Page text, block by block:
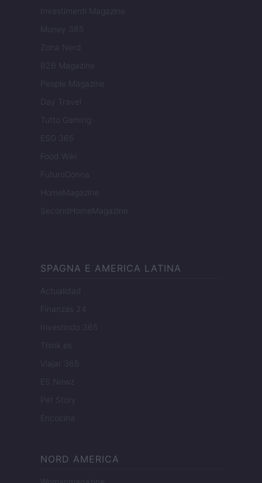
Investimenti Magazine
Money 365
Zona Nerd
B2B Magazine
People Magazine
Day Travel
Tutto Gaming
ESG 365
Food Wiki
FuturoDonna
HomeMagazine
SecondHomeMagazine
SPAGNA E AMERICA LATINA
Actualidad
Finanzas 24
Investindo 365
Think.es
Viajar 365
ES Newz
Pet Story
Encocina
NORD AMERICA